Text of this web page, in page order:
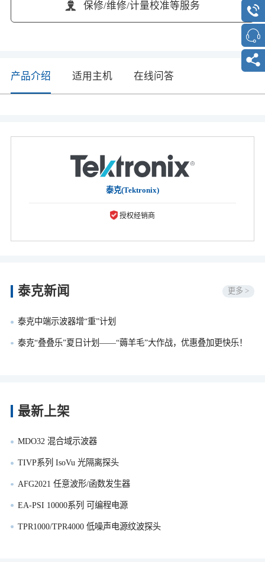
保修/维修/计量校准等服务
产品介绍 适用主机 在线问答
泰克(Tektronix)
授权经销商
泰克新闻 更多 >
泰克中端示波器增“重”计划
泰克“叠叠乐”夏日计划——“薅羊毛”大作战，优惠叠加更快乐！
最新上架
MDO32 混合域示波器
TIVP系列 IsoVu 光隔离探头
AFG2021 任意波形/函数发生器
EA-PSI 10000系列 可编程电源
TPR1000/TPR4000 低噪声电源纹波探头